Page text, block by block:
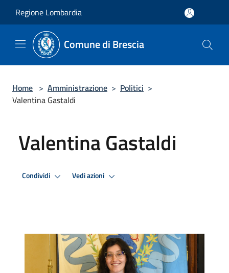
Regione Lombardia
Comune di Brescia
Home > Amministrazione > Politici >
Valentina Gastaldi
Valentina Gastaldi
Condividi Vedi azioni